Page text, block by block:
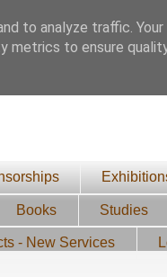
Books Studies
- New Services
to analyze traffic.
metrics to ensure